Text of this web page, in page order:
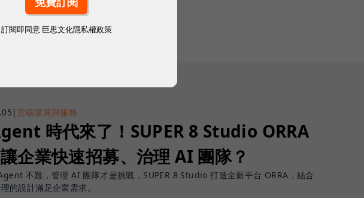
| 雲端運算與服務
時代來了！SUPER 8 Studio ORRA
企業快速招募、治理 AI 團隊？
不難，管理 AI 團隊才是挑戰，SUPER 8 Studio 打造全新平台 ORRA，結合
的設計滿足企業需求。
訂閱即同意 巨思文化隱私權政策